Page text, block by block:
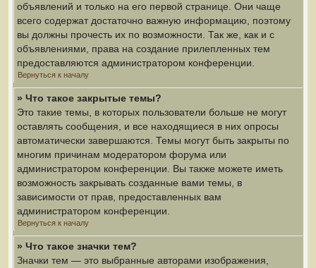
объявлений и только на его первой странице. Они чаще
всего содержат достаточно важную информацию, поэтому
вы должны прочесть их по возможности. Так же, как и с
объявлениями, права на создание прилепленных тем
предоставляются администратором конференции.
Вернуться к началу
» Что такое закрытые темы?
Это такие темы, в которых пользователи больше не могут
оставлять сообщения, и все находящиеся в них опросы
автоматически завершаются. Темы могут быть закрыты по
многим причинам модератором форума или
администратором конференции. Вы также можете иметь
возможность закрывать созданные вами темы, в
зависимости от прав, предоставленных вам
администратором конференции.
Вернуться к началу
» Что такое значки тем?
Значки тем — это выбранные авторами изображения,